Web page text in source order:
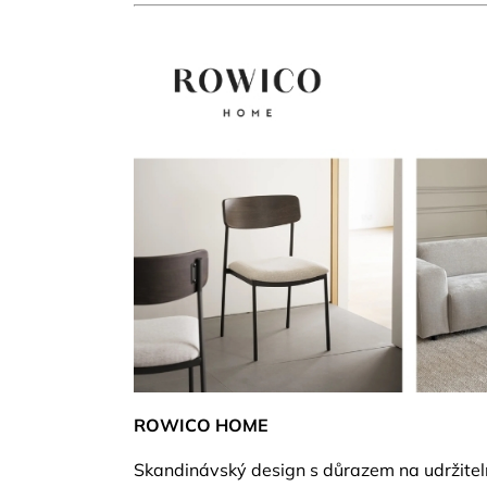
ROWICO HOME
Skandinávský design s důrazem na